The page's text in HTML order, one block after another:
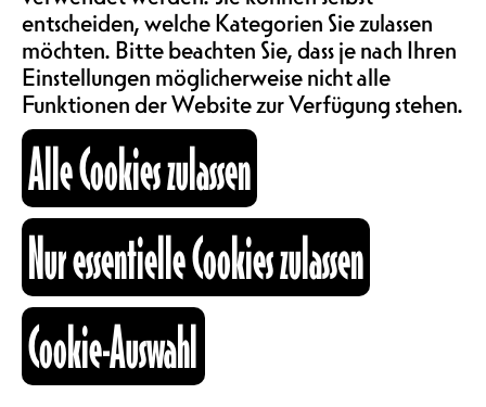
INFORMATIONEN
KARTOGRAPHIE
SUCHE
Kulturraum
Favorit des Teams vom Nouveau
Monde! Kommt vorbei, es wird euch
gefallen !
CH
Donatienne Amann
entscheiden, welche Kategorien Sie zulassen
möchten. Bitte beachten Sie, dass je nach Ihren
Einstellungen möglicherweise nicht alle
Funktionen der Website zur Verfügung stehen.
Alle Cookies zulassen
Nur essentielle Cookies zulassen
Cookie-Auswahl